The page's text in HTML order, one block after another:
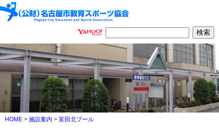
HOME > 施設案内 > 富田北プール